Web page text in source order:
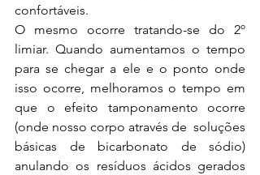
confortáveis.
O mesmo ocorre tratando-se do 2º
limiar. Quando aumentamos o tempo
para se chegar a ele e o ponto onde
isso ocorre, melhoramos o tempo em
que o efeito tamponamento ocorre
(onde nosso corpo através de  soluções
básicas de bicarbonato de sódio)
anulando os resíduos ácidos gerados